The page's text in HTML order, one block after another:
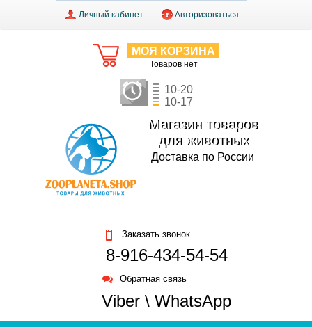
Личный кабинет Авторизоваться
МОЯ КОРЗИНА
Товаров нет
10-20
10-17
Магазин товаров
для животных
Доставка по России
Заказать звонок
8-916-434-54-54
Обратная связь
Viber \ WhatsApp